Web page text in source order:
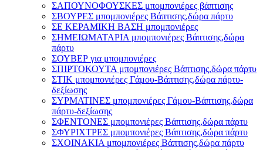
ΣΑΠΟΥΝΟΦΟΥΣΚΕΣ μπομπονιέρες βάπτισης
ΣΒΟΥΡΕΣ μπομπονιέρες Βάπτισης,δώρα πάρτυ
ΣΕ ΚΕΡΑΜΙΚΗ ΒΑΣΗ μπομπονιέρες
ΣΗΜΕΙΩΜΑΤΑΡΙΑ μπομπονιέρες Βάπτισης,δώρα
πάρτυ
ΣΟΥΒΕΡ για μπομπονιέρες
ΣΠΙΡΤΟΚΟΥΤΑ μπομπονιέρες Βάπτισης,δώρα πάρτυ
ΣΤΙΚ μπομπονιέρες Γάμου-Βάπτισης,δώρα πάρτυ-
δεξίωσης
ΣΥΡΜΑΤΙΝΕΣ μπομπονιέρες Γάμου-Βάπτισης,δώρα
πάρτυ-δεξίωσης
ΣΦΕΝΤΟΝΕΣ μπομπονιέρες Βάπτισης,δώρα πάρτυ
ΣΦΥΡΙΧΤΡΕΣ μπομπονιέρες Βάπτισης,δώρα πάρτυ
ΣΧΟΙΝΑΚΙΑ μπομπονιέρες Βάπτισης,δώρα πάρτυ